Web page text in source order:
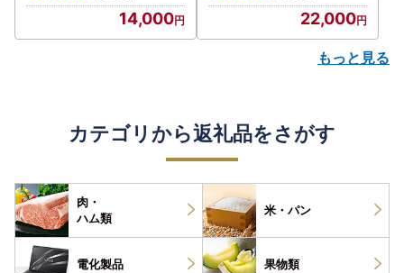
14,000 22,000
もっと見る
カテゴリから返礼品をさがす
肉・
ハム類
米・パン
電化製品 果物類